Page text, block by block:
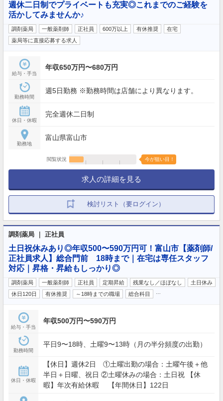
週休二日制でプライベートも充実◎これまでのご経験を
活かしてみませんか♪
調剤薬局 一般薬剤師 正社員 600万以上 有休推奨
在宅
薬局等に直接応募する求人
給与・手当
年収650万円〜680万円
勤務時間
週5日勤務 ※勤務時間は店舗により異なります。
休日・休暇
完全週休二日制
勤務地
富山県富山市
閲覧状況 今が狙い目！
求人の詳細を見る
検討リスト（要ログイン）
調剤薬局 ｜ 正社員
土日祝休みあり◎年収500〜590万円可！富山市【薬剤師/
正社員求人】総合門前 18時まで｜在宅は専任スタッフ
対応｜昇格・昇給もしっかり◎
調剤薬局 一般薬剤師 正社員 定期昇給 残業なし／ほぼなし
土日休み
休日120日
有休推奨 ～18時までの職場 総合科目
給与・手当
年収500万円〜590万円
勤務時間
平日9〜18時、土曜9〜13時（月の半分頻度の出勤）
休日・休暇
【休日】週休2日 ①土曜出勤の場合：土曜午後＋他
半日＋日曜、祝日 ②土曜休みの場合：土日祝 【休
暇】年次有給休暇 【年間休日】122日